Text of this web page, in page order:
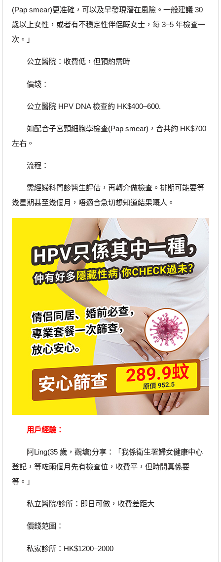
(Pap smear)更准確，可以及早發現潛在風險。一般建議 30
歲以上女性，或者有不穩定性伴侶嘅女士，每 3–5 年檢查一
次。」
公立醫院：收費低，但預約需時
價錢：
公立醫院 HPV DNA 檢查約 HK$400–600.
如配合子宮頸細胞學檢查(Pap smear)，合共約 HK$700
左右。
流程：
需經婦科門診醫生評估，再轉介做檢查。排期可能要等
幾星期甚至幾個月，唔適合急切想知道結果嘅人。
用戶經驗：
阿Ling(35 歲，觀塘)分享：「我係衛生署婦女健康中心
登記，等咗兩個月先有檢查位，收費平，但時間真係要
等。」
私立醫院/診所：即日可做，收費差距大
價錢范圍：
私家診所：HK$1200–2000